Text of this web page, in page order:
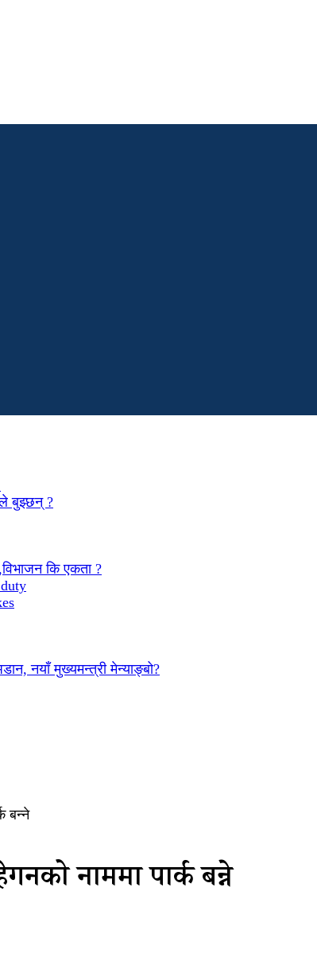
बुझ्छन् ?
कि एकता ?
नयाँ मुख्यमन्त्री मेन्याङ्बो?
बन्ने
नाममा पार्क बन्ने